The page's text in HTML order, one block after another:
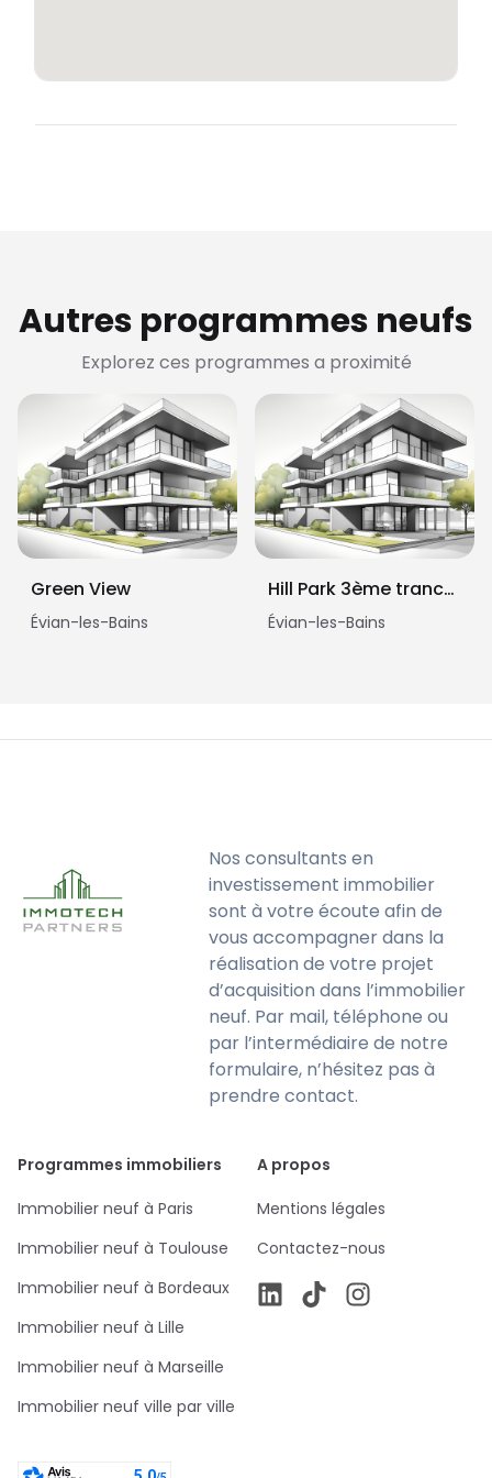
Autres programmes neufs
Explorez ces programmes a proximité
Green View
Évian-les-Bains
Hill Park 3ème tranche
Évian-les-Bains
Nos consultants en
investissement immobilier
sont à votre écoute afin de
vous accompagner dans la
réalisation de votre projet
d’acquisition dans l’immobilier
neuf. Par mail, téléphone ou
par l’intermédiaire de notre
formulaire, n’hésitez pas à
prendre contact.
Programmes immobiliers
Immobilier neuf à Paris
Immobilier neuf à Toulouse
Immobilier neuf à Bordeaux
Immobilier neuf à Lille
Immobilier neuf à Marseille
Immobilier neuf ville par ville
A propos
Mentions légales
Contactez-nous